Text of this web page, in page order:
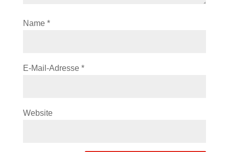
Name *
E-Mail-Adresse *
Website